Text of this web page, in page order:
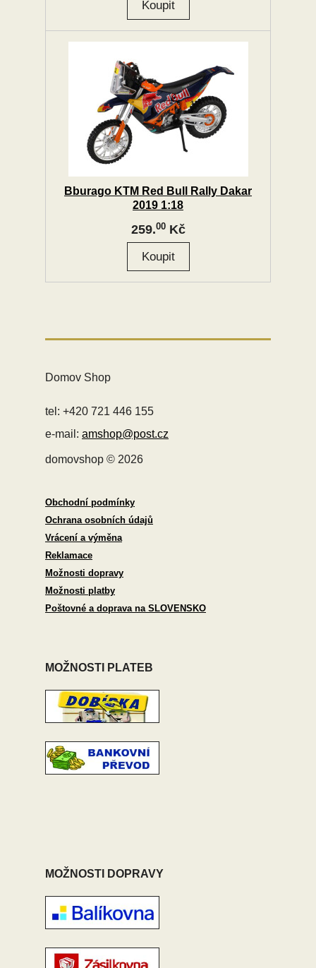
Bburago KTM Red Bull Rally Dakar
2019 1:18
259.00Kč
Domov Shop
tel: +420 721 446 155
e-mail: amshop@post.cz
domovshop © 2026
Obchodní podmínky
Ochrana osobních údajů
Vrácení a výměna
Reklamace
Možnosti dopravy
Možnosti platby
Poštovné a doprava na SLOVENSKO
MOŽNOSTI PLATEB
MOŽNOSTI DOPRAVY